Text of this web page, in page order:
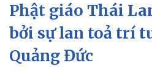
Chính trị
Đảng
Tổ chức nhân sự
Quốc hội
Nhận diện sự thật
Phật giáo Thái
bởi sự lan toả trí
Quảng Đức